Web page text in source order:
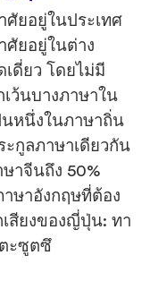
ยอยู่ในประเทศ
ศัยอยู่ในต่าง
ดี่ยว โดยไม่มี
ว้นบางภาษาใน
นหนึ่งในภาษาถิ่น
กูลภาษาเดียวกัน
าจีนถึง 50%
ษาอังกฤษที่ต้อง
สียงของญี่ปุ่น: ทา
ะซูตซึ